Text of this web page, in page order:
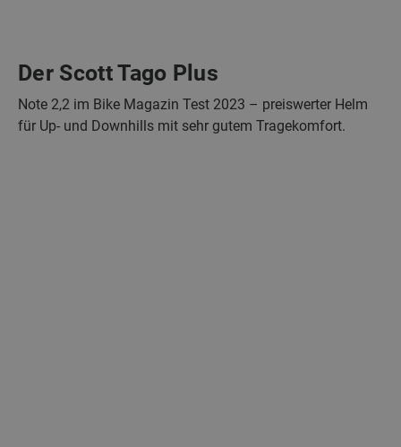
Der Scott Tago Plus
Note 2,2 im Bike Magazin Test 2023 – preiswerter Helm
für Up- und Downhills mit sehr gutem Tragekomfort.